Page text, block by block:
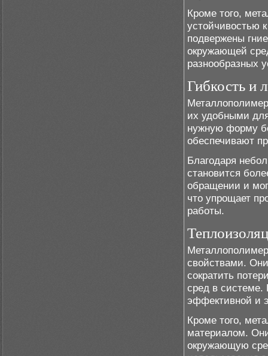
Кроме того,
устойчивостью
подвержены
окружающей
разнообразных
Гибкость и
их удобными
нужную форму
обеспечивают
Благодаря
становится
обращении и
что упрощает
работы.
свойствами.
сократить
сред в системе.
эффективной и
Кроме того,
материалом.
окружающую